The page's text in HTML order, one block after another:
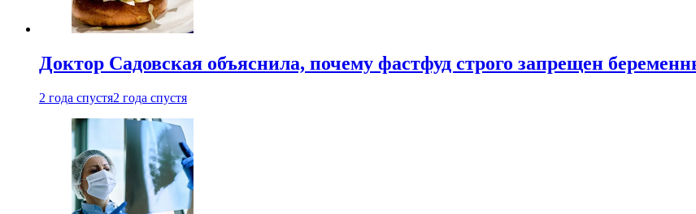
Доктор Садовская объяснила, почему фастфуд строго запрещен
2 года спустя2 года спустя